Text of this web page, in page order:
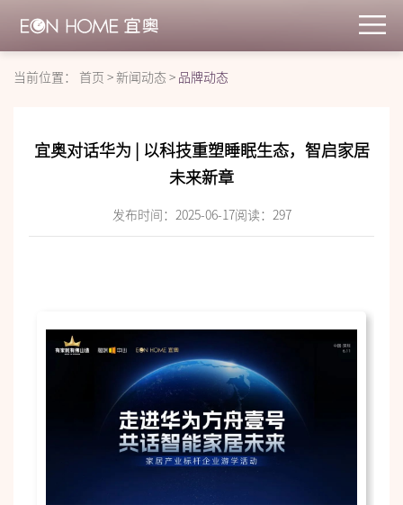
当前位置： 首页 >新闻动态 > 品牌动态
宜奥对话华为 | 以科技重塑睡眠生态，智启家居
未来新章
发布时间：2025-06-17阅读： 297